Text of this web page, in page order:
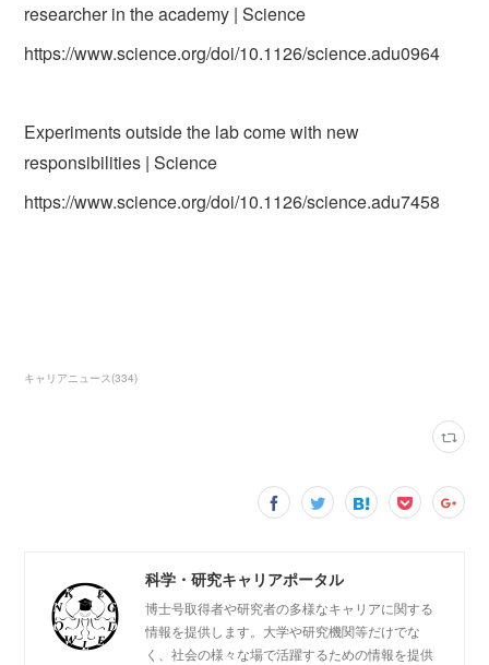
researcher in the academy | Science
https://www.science.org/doi/10.1126/science.adu0964
Experiments outside the lab come with new
responsibilities | Science
https://www.science.org/doi/10.1126/science.adu7458
キャリアニュース(334)
科学・研究キャリアポータル
博士号取得者や研究者の多様なキャリアに関する
情報を提供します。大学や研究機関等だけでな
く、社会の様々な場で活躍するための情報を提供